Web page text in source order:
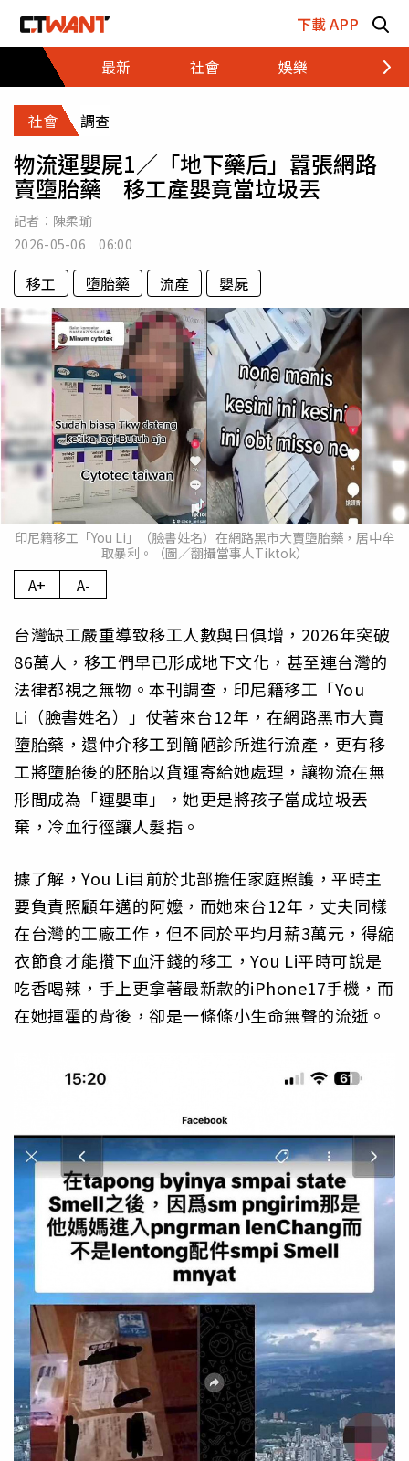
下載 APP
最新
社會 娛樂 財經
社會 調查
物流運嬰屍1／「地下藥后」囂張網路
賣墮胎藥 移工產嬰竟當垃圾丟
記者： 陳柔瑜
2026-05-06 06:00
移工 墮胎藥 流產 嬰屍
印尼籍移工「You Li」（臉書姓名）在網路黑市大賣墮胎藥，居中牟
取暴利。（圖／翻攝當事人Tiktok）
A+ A-
台灣缺工嚴重導致移工人數與日俱增，2026年突破
86萬人，移工們早已形成地下文化，甚至連台灣的
法律都視之無物。本刊調查，印尼籍移工「You
Li（臉書姓名）」仗著來台12年，在網路黑市大賣
墮胎藥，還仲介移工到簡陋診所進行流產，更有移
工將墮胎後的胚胎以貨運寄給她處理，讓物流在無
形間成為「運嬰車」，她更是將孩子當成垃圾丟
棄，冷血行徑讓人髮指。
據了解，You Li目前於北部擔任家庭照護，平時主
要負責照顧年邁的阿嬤，而她來台12年，丈夫同樣
在台灣的工廠工作，但不同於平均月薪3萬元，得縮
衣節食才能攢下血汗錢的移工，You Li平時可說是
吃香喝辣，手上更拿著最新款的iPhone17手機，而
在她揮霍的背後，卻是一條條小生命無聲的流逝。